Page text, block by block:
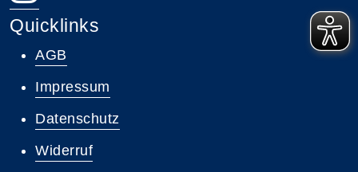
Quicklinks
AGB
Impressum
Datenschutz
Widerruf